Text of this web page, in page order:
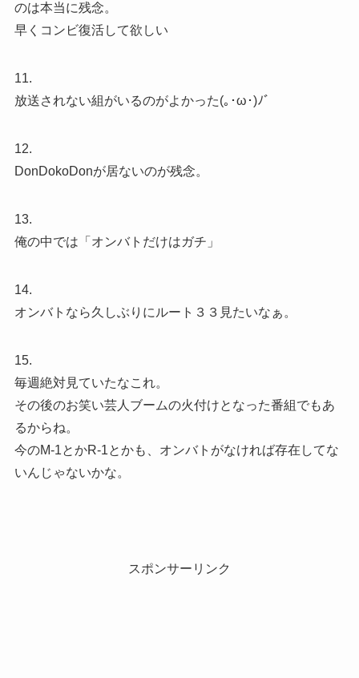
のは本当に残念。
早くコンビ復活して欲しい
11.
放送されない組がいるのがよかった(｡･ω･)ﾉﾞ
12.
DonDokoDonが居ないのが残念。
13.
俺の中では「オンバトだけはガチ」
14.
オンバトなら久しぶりにルート３３見たいなぁ。
15.
毎週絶対見ていたなこれ。
その後のお笑い芸人ブームの火付けとなった番組でもあ
るからね。
今のM-1とかR-1とかも、オンバトがなければ存在してな
いんじゃないかな。
スポンサーリンク